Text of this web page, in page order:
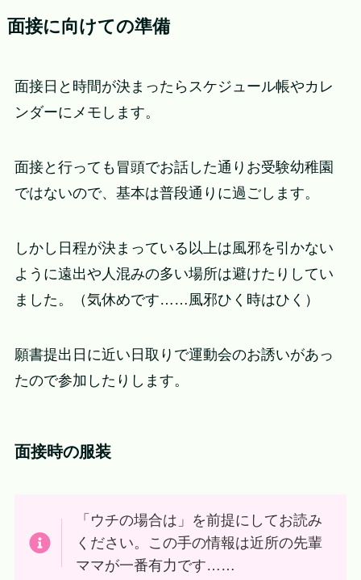
面接に向けての準備
面接日と時間が決まったらスケジュール帳やカレ
ンダーにメモします。
面接と行っても冒頭でお話した通りお受験幼稚園
ではないので、基本は普段通りに過ごします。
しかし日程が決まっている以上は風邪を引かない
ように遠出や人混みの多い場所は避けたりしてい
ました。（気休めです……風邪ひく時はひく）
願書提出日に近い日取りで運動会のお誘いがあっ
たので参加したりします。
面接時の服装
「ウチの場合は」を前提にしてお読み
ください。この手の情報は近所の先輩
ママが一番有力です……